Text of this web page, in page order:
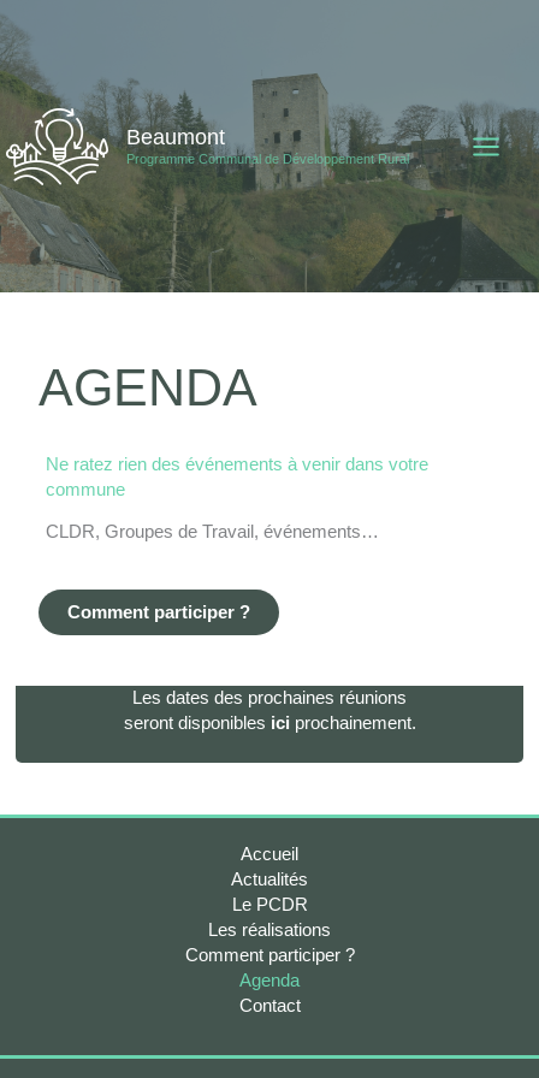
au
contenu
Beaumont
Programme Communal de Développement Rural
AGENDA
Ne ratez rien des événements à venir dans votre
commune
CLDR, Groupes de Travail, événements…
Comment participer ?
Les dates des prochaines réunions
seront disponibles ici prochainement.
Accueil
Actualités
Le PCDR
Les réalisations
Comment participer ?
Agenda
Contact